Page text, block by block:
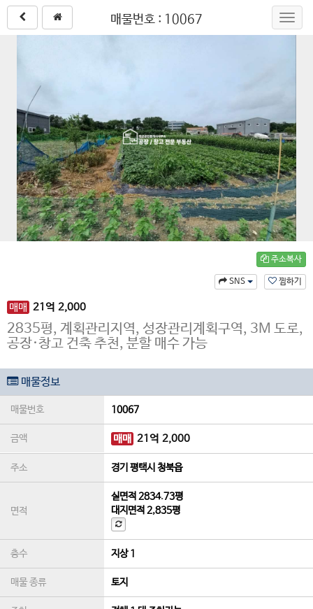
매물번호 : 10067
주소복사
찜하기
SNS
매매 21 억 2,000
2835평, 계획관리지역, 성장관리계획구역, 3M 도로,
공장·창고 건축 추천, 분할 매수 가능
매물정보
매물번호 10067
금액 매매 21 억 2,000
주소 경기 평택시 청북읍
면적
실면적2834.73평
대지면적2,835평
층수 지상 1
매물 종류 토지